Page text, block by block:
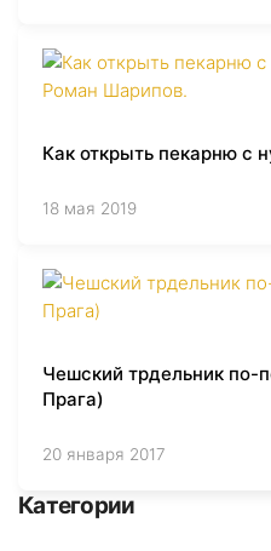
Как открыть пекарню с
18 мая 2019
Чешский трдельник по-
Прага)
20 января 2017
Категории